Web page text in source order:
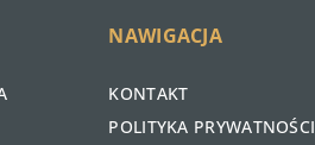
NAWIGACJA
KONTAKT
POLITYKA PRYWATNOŚCI